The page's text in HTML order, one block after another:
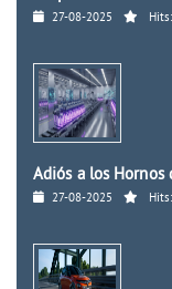
27-08-2025 Hits:
Adiós a los Hornos
27-08-2025 Hits: